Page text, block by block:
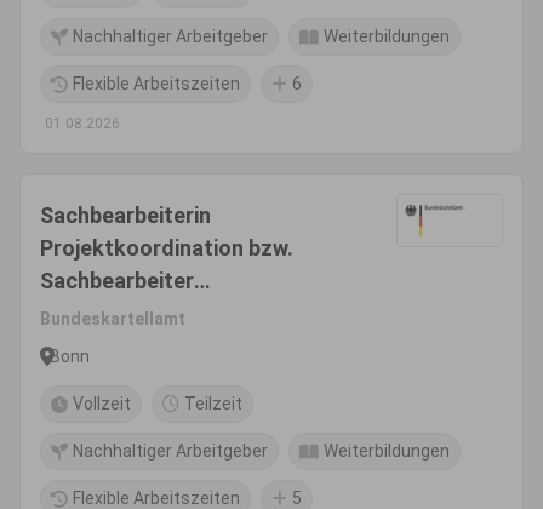
Nachhaltiger Arbeitgeber Weiterbildungen
Flexible Arbeitszeiten 6
01.08.2026
Sachbearbeiterin
Projektkoordination bzw.
Sachbearbeiter
Projektkoordination (w/m/d)
Bundeskartellamt
Bonn
Vollzeit Teilzeit
Nachhaltiger Arbeitgeber Weiterbildungen
Flexible Arbeitszeiten 5